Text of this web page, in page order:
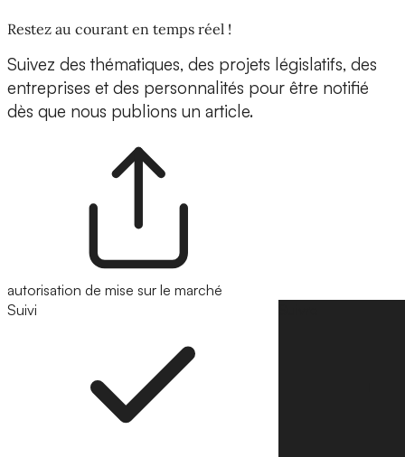
Restez au courant en temps réel !
Suivez des thématiques, des projets législatifs, des
entreprises et des personnalités pour être notifié
dès que nous publions un article.
autorisation de mise sur le marché
Suivi